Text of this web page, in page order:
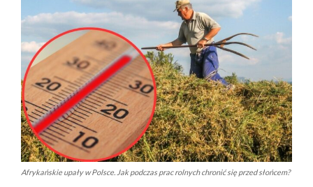
Afrykańskie upały w Polsce. Jak podczas prac rolnych chronić się przed słońcem?